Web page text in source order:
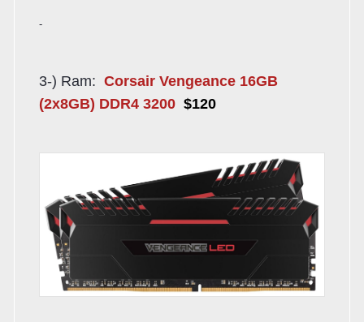
-
3-) Ram: Corsair Vengeance 16GB
(2x8GB) DDR4 3200 $120